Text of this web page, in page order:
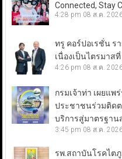
Connected, Stay
4:28 pm 08 ส.ค.
ทรู คอร์ปอเรชั่น ร
เนื่องเป็นไตรมาสที่
4:26 pm 08 ส.ค.
กรมเจ้าท่า เผยแ
ประชาชนร่วมติดต
บริการสู่มาตรฐาน
3:45 pm 08 ส.ค.
รพ.สถาบันโรคไต